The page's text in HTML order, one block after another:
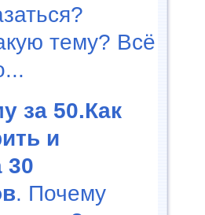
тему? Всё
за 50.Как
и
30
. Почему